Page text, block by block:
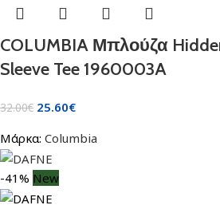
COLUMBIA Μπλούζα
Sleeve Tee 1960003A
32.00€ 25.60€
Μάρκα: Columbia
-41% New